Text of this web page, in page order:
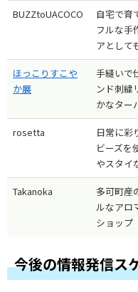
BUZZtoUACOCO
自宅で育
フルな手
アとして
ほっこりすこや
か展
手縫いで
ンド刺繍
かなター
rosetta
日常に彩
ビーズを
やスタイ
Takanoka
多可町産
ルなアロ
ショップ
今後の情報発信ス